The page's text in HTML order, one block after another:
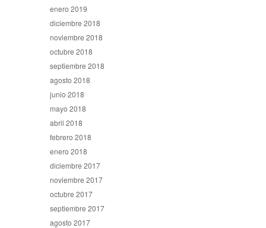
enero 2019
diciembre 2018
noviembre 2018
octubre 2018
septiembre 2018
agosto 2018
junio 2018
mayo 2018
abril 2018
febrero 2018
enero 2018
diciembre 2017
noviembre 2017
octubre 2017
septiembre 2017
agosto 2017